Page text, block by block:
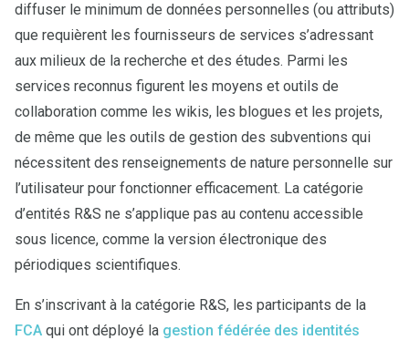
diffuser le minimum de données personnelles (ou attributs)
que requièrent les fournisseurs de services s’adressant
aux milieux de la recherche et des études. Parmi les
services reconnus figurent les moyens et outils de
collaboration comme les wikis, les blogues et les projets,
de même que les outils de gestion des subventions qui
nécessitent des renseignements de nature personnelle sur
l’utilisateur pour fonctionner efficacement. La catégorie
d’entités R&S ne s’applique pas au contenu accessible
sous licence, comme la version électronique des
périodiques scientifiques.
En s’inscrivant à la catégorie R&S, les participants de la
FCA qui ont déployé la gestion fédérée des identités